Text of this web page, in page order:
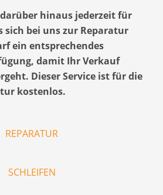
hinaus jederzeit für
sich bei uns zur Reparatur
ein entsprechendes
damit Ihr Verkauf
Dieser Service ist für die
kostenlos.
REPARATUR
SCHLEIFEN